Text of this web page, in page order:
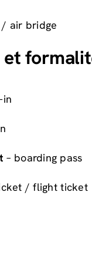
air bridge
in
– boarding pass
/ flight ticket